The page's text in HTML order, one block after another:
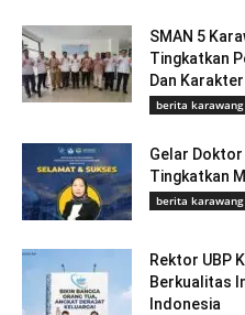
SMAN 5
Tingkatkan
Dan Karakter
berita karawang
Gelar Doktor
Tingkatkan
berita karawang
Rektor UBP
Berkualitas
Indonesia